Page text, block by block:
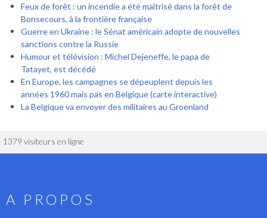
Feux de forêt : un incendie a été maîtrisé dans la forêt de
Bonsecours, à la frontière française
Guerre en Ukraine : le Sénat américain adopte de nouvelles
sanctions contre la Russie
Humour et télévision : Michel Dejeneffe, le papa de
Tatayet, est décédé
En Europe, les campagnes se dépeuplent depuis les
années 1960 mais pas en Belgique (carte interactive)
La Belgique va envoyer des militaires au Groenland
1379 visiteurs en ligne
A PROPOS